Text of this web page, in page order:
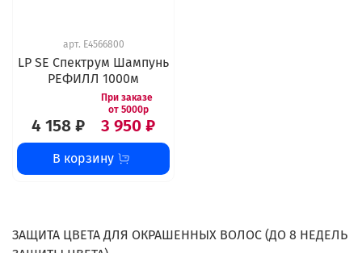
арт. E4566800
LP SE Спектрум Шампунь
РЕФИЛЛ 1000м
4 158 ₽ 3 950 ₽
В корзину
ЗАЩИТА ЦВЕТА ДЛЯ ОКРАШЕННЫХ ВОЛОС (ДО 8 НЕДЕЛЬ